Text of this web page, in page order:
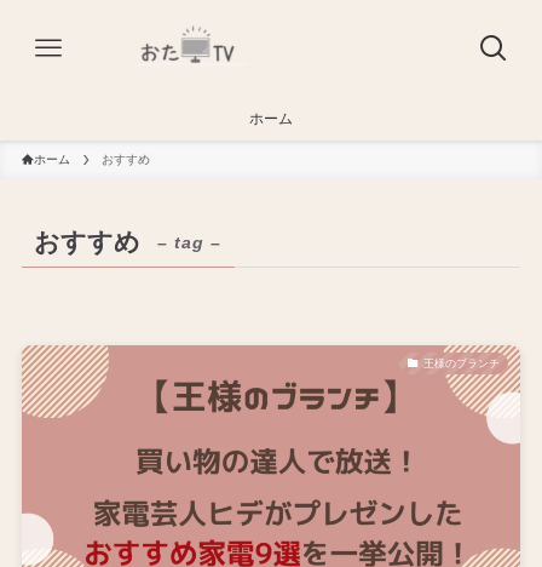
ホーム
ホーム おすすめ
おすすめ – tag –
王様のブランチ